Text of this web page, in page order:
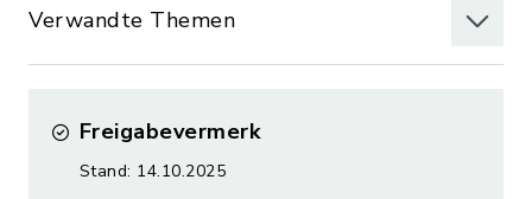
Verwandte Themen
Freigabevermerk
Stand: 14.10.2025